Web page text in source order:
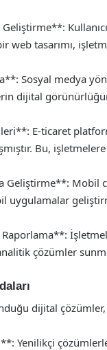
Geliştirme**:
web tasarımı,
Sosyal medya
dijital
E-ticaret
Bu,
Mobil
uygulamalar
çözümler
dijital
Yenilikçi